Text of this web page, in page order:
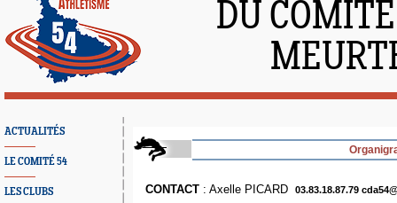
DU
ACTUALITÉS
LE COMITÉ 54
LES CLUBS CONTACT : Axelle PICARD 03.83.18.87.79